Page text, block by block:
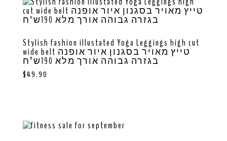
Stylish fashion illustated Yoga Leggings high cut
wide belt טייץ מאויר בסגנון איור אופנה
בגזרה גבוהה אורך מלא 190ש”ח
$49.90